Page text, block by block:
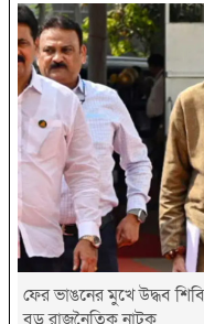
ফের ভাঙনের মুখে উদ্ধব
বড় রাজনৈতিক নাটক